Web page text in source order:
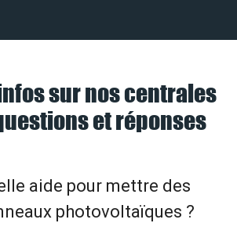
sur nos centrales
et réponses
aide pour mettre des
photovoltaïques ?